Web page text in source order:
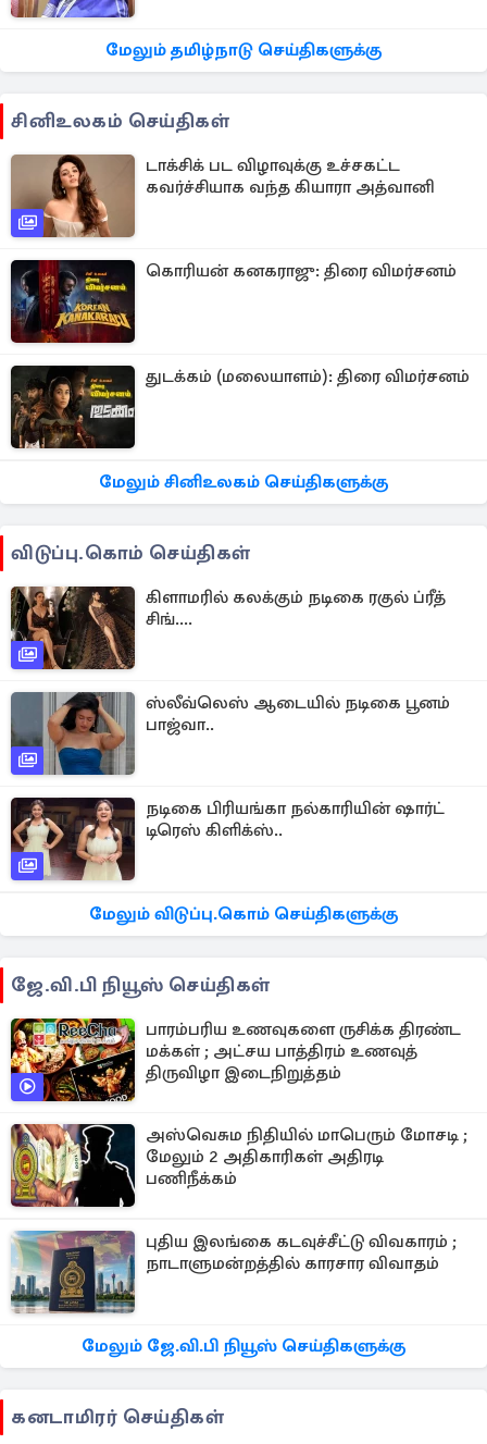
மேலும் தமிழ்நாடு செய்திகளுக்கு
சினிஉலகம் செய்திகள்
டாக்சிக் பட விழாவுக்கு உச்சகட்ட
கவர்ச்சியாக வந்த கியாரா அத்வானி
கொரியன் கனகராஜு: திரை விமர்சனம்
துடக்கம் (மலையாளம்): திரை விமர்சனம்
மேலும் சினிஉலகம் செய்திகளுக்கு
விடுப்பு.கொம் செய்திகள்
கிளாமரில் கலக்கும் நடிகை ரகுல் ப்ரீத்
சிங்....
ஸ்லீவ்லெஸ் ஆடையில் நடிகை பூனம்
பாஜ்வா..
நடிகை பிரியங்கா நல்காரியின் ஷார்ட்
டிரெஸ் கிளிக்ஸ்..
மேலும் விடுப்பு.கொம் செய்திகளுக்கு
ஜே.வி.பி நியூஸ் செய்திகள்
பாரம்பரிய உணவுகளை ருசிக்க திரண்ட
மக்கள் ; அட்சய பாத்திரம் உணவுத்
திருவிழா இடைநிறுத்தம்
அஸ்வெசும நிதியில் மாபெரும் மோசடி ;
மேலும் 2 அதிகாரிகள் அதிரடி
பணிநீக்கம்
புதிய இலங்கை கடவுச்சீட்டு விவகாரம் ;
நாடாளுமன்றத்தில் காரசார விவாதம்
மேலும் ஜே.வி.பி நியூஸ் செய்திகளுக்கு
கனடாமிரர் செய்திகள்